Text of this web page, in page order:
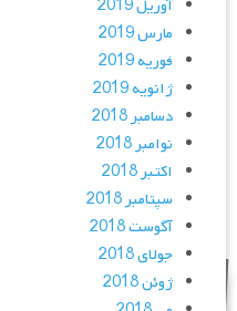
آوریل 2019
مارس 2019
فوریه 2019
ژانویه 2019
دسامبر 2018
نوامبر 2018
اکتبر 2018
سپتامبر 2018
آگوست 2018
جولای 2018
ژوئن 2018